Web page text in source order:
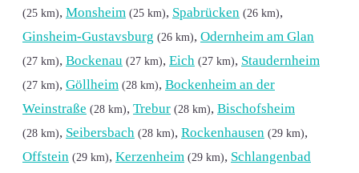
(25 km), Monsheim (25 km), Spabrücken (26 km),
Ginsheim-Gustavsburg (26 km), Odernheim am Glan
(27 km), Bockenau (27 km), Eich (27 km), Staudernheim
(27 km), Göllheim (28 km), Bockenheim an der
Weinstraße (28 km), Trebur (28 km), Bischofsheim
(28 km), Seibersbach (28 km), Rockenhausen (29 km),
Offstein (29 km), Kerzenheim (29 km), Schlangenbad